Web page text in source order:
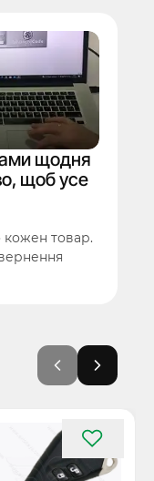
щодня
щоб усе
товар.